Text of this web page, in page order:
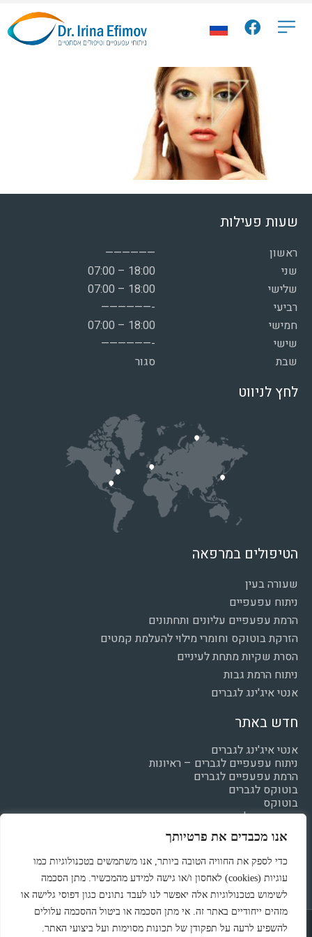
אנו מכבדים את פרטיותך
כדי לספק את החוויה הטובה ביותר, אנו משתמשים בטכנולוגיות כמו
עוגיות (cookies) לאחסון ו/או גישה למידע מהמכשיר. מתן הסכמה
לשימוש בטכנולוגיות אלה יאפשר לנו לעבד נתונים כגון דפוסי גלישה או
מזהים ייחודיים באתר זה. אי מתן הסכמה או ביטול ההסכמה עלולים
להשפיע לרעה על תפקודן של תכונות מסוימות ועל ביצועי האתר.
שעות פעילות
——————
ראשון
07:00 – 18:00
שני
07:00 – 18:00
שלישי
——————-
רביעי
07:00 – 18:00
חמישי
——————-
שישי
סגור
שבת
לחץ לניווט
הטיפולים במרפאה
שעורה בעין
ניתוח עפעפיים
הרמת עפעפיים עליונים ותחתונים
הזרקת בוטוקס וחומרי מילוי להעלמת קמטים
הסרת שקיות מתחת לעיניים
ניתוח הרמת גבות
אנטי איג'ינג לגברים
חדש באתר
אנטי איג'ינג לגברים
ניתוח עפעפיים לגברים – ראיונות
הרמת עפעפיים לגברים
בוטוקס לגברים
בוטוקס
חומצה היאלרונית
מילוי קמטים
הצהרת נגישות מדיניות פרטיות
Powered & Designed by Medical Online